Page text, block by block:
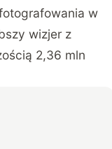
w
wizjer z
2,36 mln